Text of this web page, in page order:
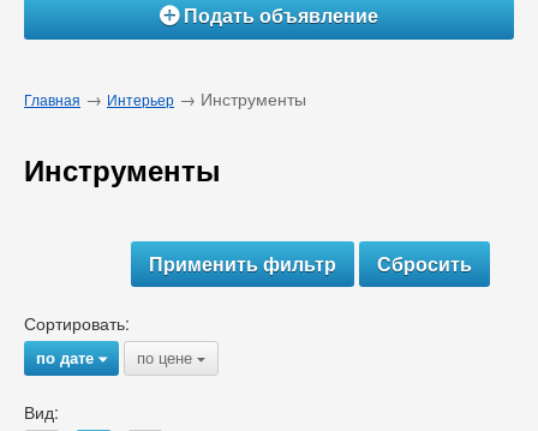
ÁПодать объявление
Главная → Интерьер → Инструменты
Инструменты
Сортировать:
по дате{ по цене {
Вид: